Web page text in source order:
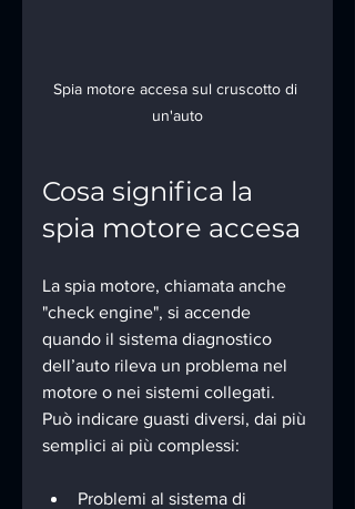
Spia motore accesa sul cruscotto di
un'auto
Cosa significa la
spia motore accesa
La spia motore, chiamata anche
"check engine", si accende
quando il sistema diagnostico
dell’auto rileva un problema nel
motore o nei sistemi collegati.
Può indicare guasti diversi, dai più
semplici ai più complessi:
Problemi al sistema di